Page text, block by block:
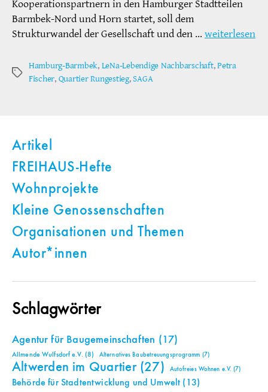
Kooperationspartnern in den Hamburger Stadtteilen
Barmbek-Nord und Horn startet, soll dem
Strukturwandel der Gesellschaft und den … weiterlesen
Schlagwörter
Hamburg-Barmbek, LeNa-Lebendige Nachbarschaft,Petra
Fischer, Quartier Rungestieg,SAGA
Artikel
FREIHAUS-Hefte
Wohnprojekte
Kleine Genossenschaften
Organisationen und Themen
Autor*innen
Schlagwörter
Agentur für Baugemeinschaften (17)
Allmende Wulfsdorf e.V. (8) Alternatives Baubetreuungsprogramm (7)
Altwerden im Quartier(27) Autofreies Wohnen e.V. (7)
Behörde für Stadtentwicklung und Umwelt (13)